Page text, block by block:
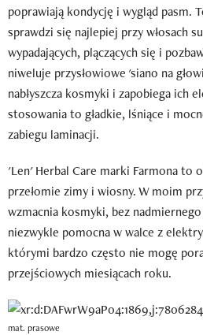
poprawiają kondycję i wygląd pasm.
sprawdzi się najlepiej przy włosach
wypadających, plączących się i
niweluje przysłowiowe 'siano na
nabłyszcza kosmyki i zapobiega ich
stosowania to gładkie, lśniące i
zabiegu laminacji.
'Len' Herbal Care marki Farmona to
przełomie zimy i wiosny. W moim
wzmacnia kosmyki, bez
niezwykle pomocna w walce z
którymi bardzo często nie mogę
przejściowych miesiącach roku.
mat. prasowe